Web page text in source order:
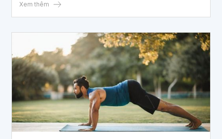
khó khăn nên không ít người e ngại việc tập thể dục.
Xem thêm